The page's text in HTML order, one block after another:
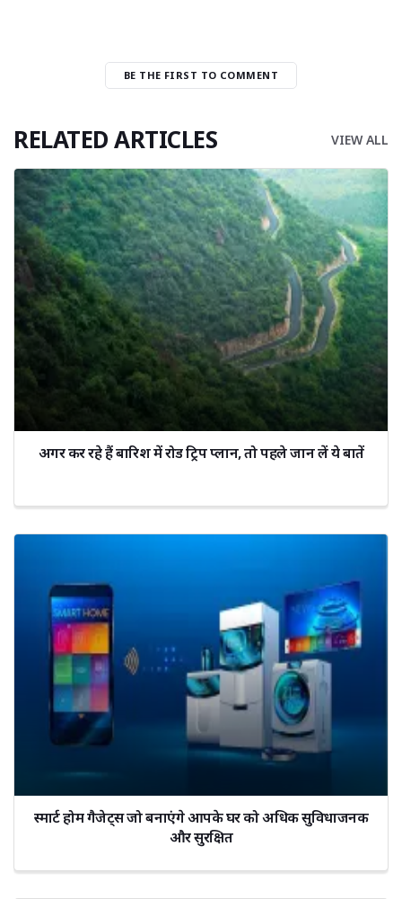
BE THE FIRST TO COMMENT
RELATED ARTICLES VIEW ALL
अगर कर रहे हैं बारिश में रोड ट्रिप प्लान, तो पहले जान लें ये बातें
स्मार्ट होम गैजेट्स जो बनाएंगे आपके घर को अधिक सुविधाजनक
और सुरक्षित